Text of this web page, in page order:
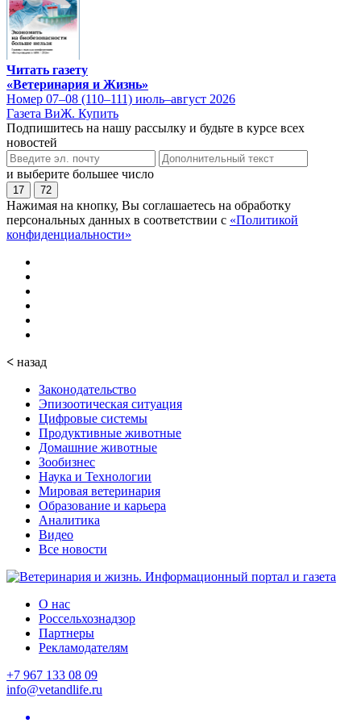
Читать газету
«Ветеринария и Жизнь»
Номер 07–08 (110–111) июль–август 2026
Газета ВиЖ. Купить
Подпишитесь на нашу рассылку и будьте в курсе всех
новостей
и выберите большее число
17 72
Нажимая на кнопку, Вы соглашаетесь на обработку
персональных данных в соответствии с «Политикой
конфиденциальности»
< назад
Законодательство
Эпизоотическая ситуация
Цифровые системы
Продуктивные животные
Домашние животные
Зообизнес
Наука и Технологии
Мировая ветеринария
Образование и карьера
Аналитика
Видео
Все новости
О нас
Россельхознадзор
Партнеры
Рекламодателям
+7 967 133 08 09
info@vetandlife.ru